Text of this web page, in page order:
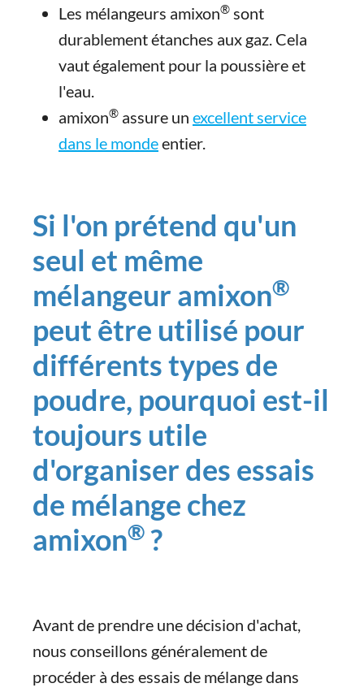
Les mélangeurs amixon® sont
durablement étanches aux gaz. Cela
vaut également pour la poussière et
l'eau.
amixon® assure un excellent service
dans le mondeentier.
Si l'on prétend qu'un
seul et même
mélangeur amixon®
peut être utilisé pour
différents types de
poudre, pourquoi est-il
toujours utile
d'organiser des essais
de mélange chez
amixon® ?
Avant de prendre une décision d'achat,
nous conseillons généralement de
procéder à des essais de mélange dans